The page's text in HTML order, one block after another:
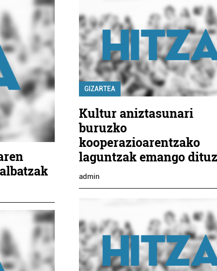
GIZARTEA
Kultur aniztasunari
buruzko
kooperazioarentzako
laguntzak emango
admin